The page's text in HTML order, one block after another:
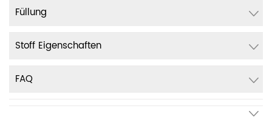
Füllung
Stoff Eigenschaften
FAQ